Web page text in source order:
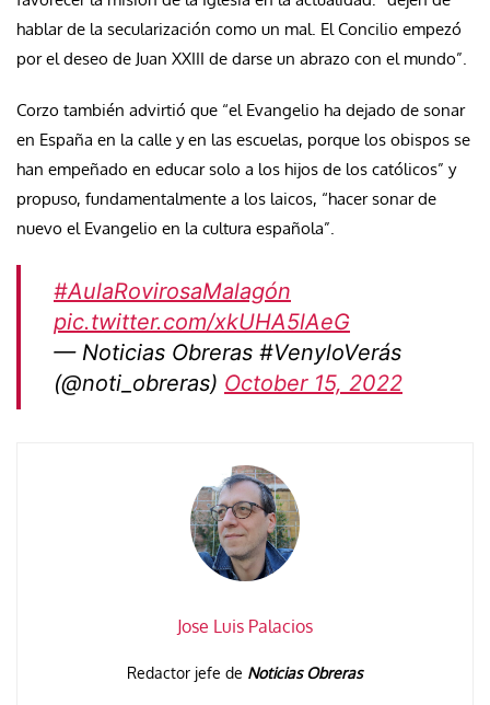
hablar de la secularización como un mal. El Concilio empezó
por el deseo de Juan XXIII de darse un abrazo con el mundo”.
Corzo también advirtió que “el Evangelio ha dejado de sonar
en España en la calle y en las escuelas, porque los obispos se
han empeñado en educar solo a los hijos de los católicos” y
propuso, fundamentalmente a los laicos, “hacer sonar de
nuevo el Evangelio en la cultura española”.
#AulaRovirosaMalagón
pic.twitter.com/xkUHA5lAeG
— Noticias Obreras #VenyloVerás
(@noti_obreras) October 15, 2022
Jose Luis Palacios
Redactor jefe de Noticias Obreras